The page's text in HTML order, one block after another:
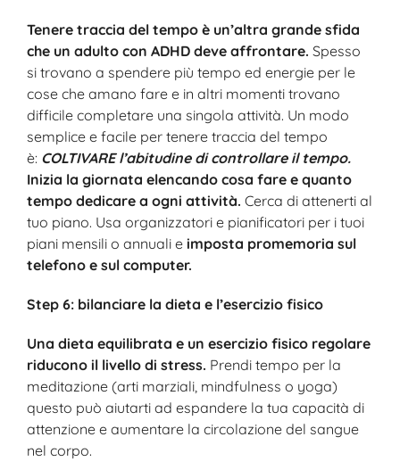
Tenere traccia del tempo è un’altra grande sfida
che un adulto con ADHD deve affrontare. Spesso
si trovano a spendere più tempo ed energie per le
cose che amano fare e in altri momenti trovano
difficile completare una singola attività. Un modo
semplice e facile per tenere traccia del tempo
è: COLTIVARE l’abitudine di controllare il tempo.
Inizia la giornata elencando cosa fare e quanto
tempo dedicare a ogni attività. Cerca di attenerti al
tuo piano. Usa organizzatori e pianificatori per i tuoi
piani mensili o annuali e imposta promemoria sul
telefono e sul computer.
Step 6: bilanciare la dieta e l’esercizio fisico
Una dieta equilibrata e un esercizio fisico regolare
riducono il livello di stress. Prendi tempo per la
meditazione (arti marziali, mindfulness o yoga)
questo può aiutarti ad espandere la tua capacità di
attenzione e aumentare la circolazione del sangue
nel corpo.